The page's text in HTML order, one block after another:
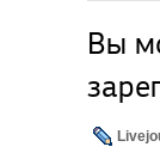
Вы